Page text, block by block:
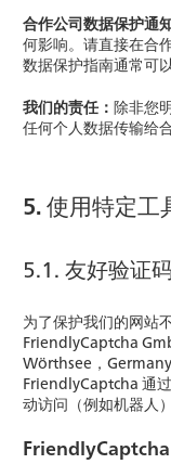
合作公司数据保护通
何影响。请直接在合
数据保护指南通常可
我们的责任： 除非您
任何个人数据传输给
5. 使用特定工
5.1. 友好验证码
为了保护我们的网站
FriendlyCaptcha
Wörthsee，
FriendlyCaptcha 通
动访问（例如机器人）